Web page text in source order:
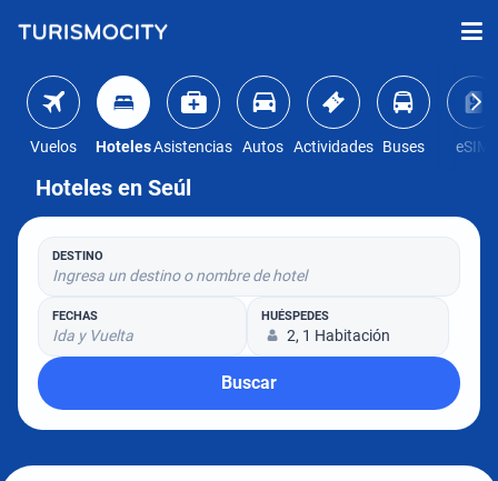
Vuelos HotelesAsistencias Autos Actividades Buses eSIM
Hoteles en Seúl
DESTINO
Ingresa un destino o nombre de hotel
FECHAS
Ida y Vuelta
HUÉSPEDES
2, 1 Habitación
Buscar